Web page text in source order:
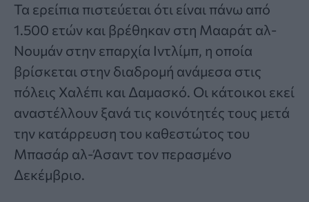
Τα ερείπια πιστεύεται ότι είναι πάνω από
1.500 ετών και βρέθηκαν στη Μααράτ αλ-
Νουμάν στην επαρχία Ιντλίμπ, η οποία
βρίσκεται στην διαδρομή ανάμεσα στις
πόλεις Χαλέπι και Δαμασκό. Οι κάτοικοι εκεί
αναστέλλουν ξανά τις κοινότητές τους μετά
την κατάρρευση του καθεστώτος του
Μπασάρ αλ-Άσαντ τον περασμένο
Δεκέμβριο.